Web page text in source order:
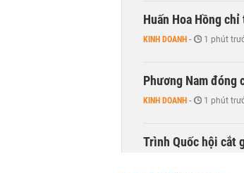
Huấn Hoa Hồng
KINH DOANH - 1 phút
Phương Nam đóng
KINH DOANH - 1 phút
Trình Quốc hội cắt